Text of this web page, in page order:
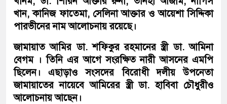
খান, কানিজ ফাতেমা, সেলিনা আক্তার ও আয়েশা সিদ্দিকা
পারভীনের নাম আলোচনায় রয়েছে।
জামায়াত আমির ডা. শফিকুর রহমানের স্ত্রী ডা. আমিনা
বেগম । তিনি এর আগে সংরক্ষিত নারী আসনের এমপি
ছিলেন। এছাড়াও সংসদের বিরোধী দলীয় উপনেতা
জামায়াতের নায়েবে আমিরের স্ত্রী ডা. হাবিবা চৌধুরীও
আলোচনায় আছেন।